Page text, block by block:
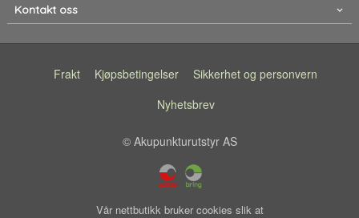
Kontakt oss
Frakt Kjøpsbetingelser
Sikkerhet og personvern
Nyhetsbrev
© Akupunkturutstyr AS
Vår nettbutikk bruker cookies slik at